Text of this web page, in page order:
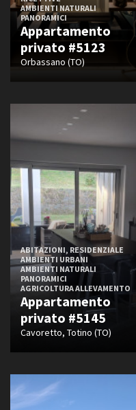
AMBIENTI NATURALI
PANORAMICI
Appartamento
privato #5123
Orbassano (TO)
ABITAZIONI, RESIDENZIALE
AMBIENTI URBANI
AMBIENTI NATURALI
PANORAMICI
AGRICOLTURA ALLEVAMENTO
Appartamento
privato #5145
Cavoretto, Totino (TO)